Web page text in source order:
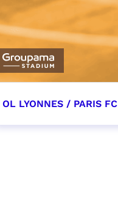
OL LYONNES / PARIS FC